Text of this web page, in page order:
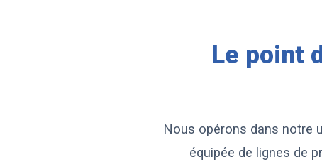
Le point
Nous opérons dans notre
équipée de lignes de